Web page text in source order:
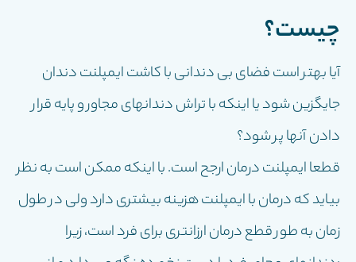
چيست؟
آیا بهتر است فضای بی دندانی با کاشت ایمپلنت دندان
جایگزین شود یا اینکه با تراش دندانهای مجاور و پایه قرار
دادن آنها پر شود؟
قطعا ایمپلنت درمان ارجح است. با اینکه ممکن است به نظر
بیاید که درمان با ایمپلنت هزینه بیشتری دارد ولی در طول
زمان به طور قطع درمان ارزانتری برای فرد است، زیرا